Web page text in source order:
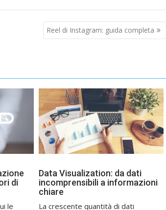
Reel di Instagram: guida completa
di
le
Data Visualization: da dati
incomprensibili a informazioni
chiare
La crescente quantità di dati